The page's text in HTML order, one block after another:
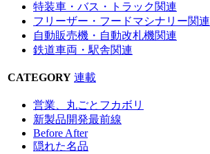
特装車・バス・トラック関連
フリーザー・フードマシナリー関連
自動販売機・自動改札機関連
鉄道車両・駅舎関連
CATEGORY 連載
営業、丸ごとフカボリ
新製品開発最前線
Before After
隠れた名品